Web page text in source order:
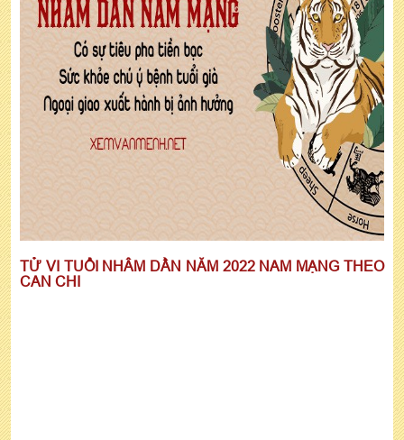
TỬ VI TUỔI NHÂM DẦN NĂM 2022 NAM MẠNG THEO
CAN CHI